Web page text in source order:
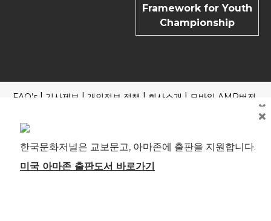
Framework for Youth
Championship
FAQ’s 기사제보 개인정보 정책 회사소개 모바일 AMP버전
제호: 한국문화저널 등록번호: 부산, 아00245 부산시 중구 중구
로 61 4F 전관 편집인(청소년보호책임자): 송기송 대표전화: 051
241-1323 ※본지는 신문윤리강령 및 실천요강을 준수합니다. 모
×
한국문화저널은 교보문고, 아마존에 출판을 지원합니다.
미국 아마존 출판도서 바로가기
×